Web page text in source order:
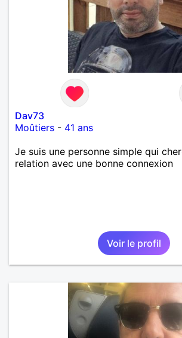
Dav73
Moûtiers - 41 ans
Je suis une personne simple qui
relation avec une bonne connexion
Voir le profil